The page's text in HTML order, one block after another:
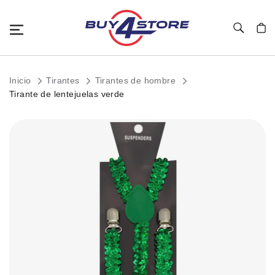
Inicio Tirantes
Tirantes de hombre
Tirante de lentejuelas verde